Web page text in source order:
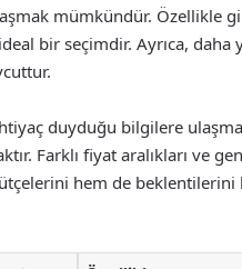
mümkündür. Özellikle
bir seçimdir. Ayrıca, daha
duyduğu bilgilere
Farklı fiyat aralıkları ve
hem de